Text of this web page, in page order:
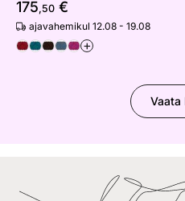
175,50 €
ajavahemikul 12.08 - 19.08
+
Vaata